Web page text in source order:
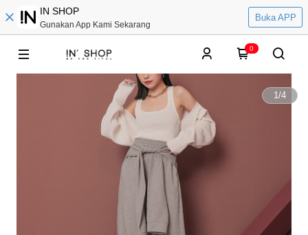
IN SHOP
Gunakan App Kami Sekarang
Buka APP
0
1/4